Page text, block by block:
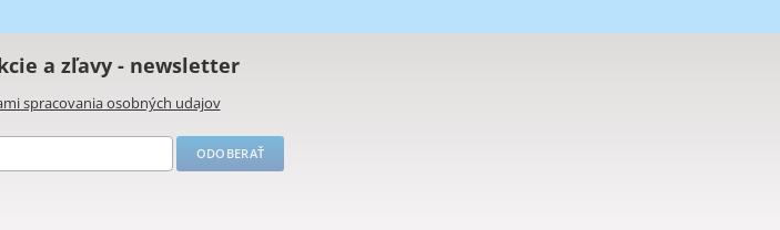
a zľavy - newsletter
spracovania osobných udajov